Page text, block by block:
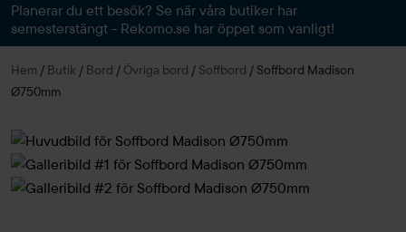
Planerar du ett besök? Se när våra butiker har
semesterstängt - Rekomo.se har öppet som vanligt!
Hem / Butik / Bord / Övriga bord / Soffbord / Soffbord Madison
Ø750mm